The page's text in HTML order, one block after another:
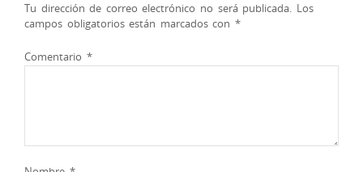
Tu dirección de correo electrónico no será publicada. Los
campos obligatorios están marcados con *
Comentario *